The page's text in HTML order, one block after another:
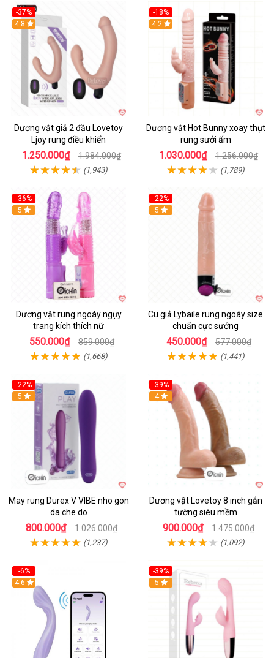
-37%
Hot
4.8
Dương vật giả 2 đầu Lovetoy
Ljoy rung điều khiển
1.250.000₫ 1.984.000₫
(1,943)
-18%
Hot
4.2
Dương vật Hot Bunny xoay thụt
rung sưởi ấm
1.030.000₫ 1.256.000₫
(1,789)
-36%
Hot
5
Dương vật rung ngoáy ngụy
trang kích thích nữ
550.000₫ 859.000₫
(1,668)
-22%
Hot
5
Cu giả Lybaile rung ngoáy size
chuẩn cực sướng
450.000₫ 577.000₫
(1,441)
-22%
Hot
5
May rung Durex V VIBE nho gon
da che do
800.000₫ 1.026.000₫
(1,237)
-39%
Hot
4
Dương vật Lovetoy 8 inch gắn
tường siêu mềm
900.000₫ 1.475.000₫
(1,092)
-6%
4.6
-39%
Hot
5